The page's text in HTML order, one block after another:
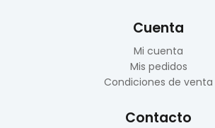
Cuenta
Mi cuenta
Mis pedidos
Condiciones de venta
Contacto